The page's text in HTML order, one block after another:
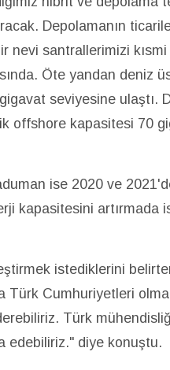
Depolamanın
nevi santrallerimizi kısmi
Öte yandan deniz
seviyesine ulaştı.
offshore kapasitesi 70
ise 2020 ve
kapasitesini artırmada
istediklerini
Türk Cumhuriyetleri
Türk
edebiliriz." diye konuştu.